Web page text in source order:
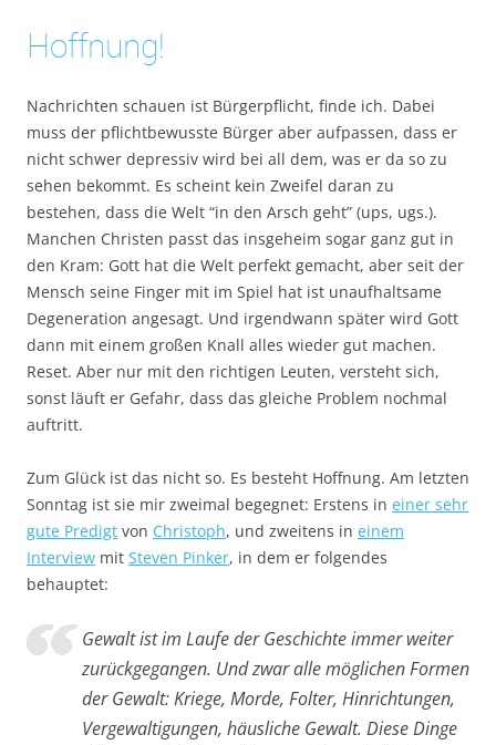
Hoffnung!
Nachrichten schauen ist Bürgerpflicht, finde ich. Dabei
muss der pflichtbewusste Bürger aber aufpassen, dass er
nicht schwer depressiv wird bei all dem, was er da so zu
sehen bekommt. Es scheint kein Zweifel daran zu
bestehen, dass die Welt “in den Arsch geht” (ups, ugs.).
Manchen Christen passt das insgeheim sogar ganz gut in
den Kram: Gott hat die Welt perfekt gemacht, aber seit der
Mensch seine Finger mit im Spiel hat ist unaufhaltsame
Degeneration angesagt. Und irgendwann später wird Gott
dann mit einem großen Knall alles wieder gut machen.
Reset. Aber nur mit den richtigen Leuten, versteht sich,
sonst läuft er Gefahr, dass das gleiche Problem nochmal
auftritt.
Zum Glück ist das nicht so. Es besteht Hoffnung. Am letzten
Sonntag ist sie mir zweimal begegnet: Erstens in einer sehr
gute Predigt von Christoph, und zweitens in einem
Interview mit Steven Pinker, in dem er folgendes
behauptet:
Gewalt ist im Laufe der Geschichte immer weiter
zurückgegangen. Und zwar alle möglichen Formen
der Gewalt: Kriege, Morde, Folter, Hinrichtungen,
Vergewaltigungen, häusliche Gewalt. Diese Dinge